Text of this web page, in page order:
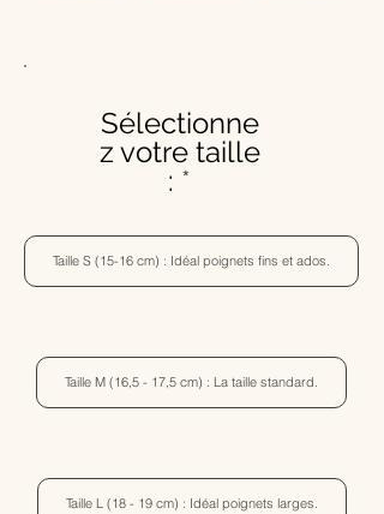
Sélectionne
z votre taille
:
Taille S (15-16 cm) : Idéal poignets fins et ados.
Taille M (16,5 - 17,5 cm) : La taille standard.
Taille L (18 - 19 cm) : Idéal poignets larges.